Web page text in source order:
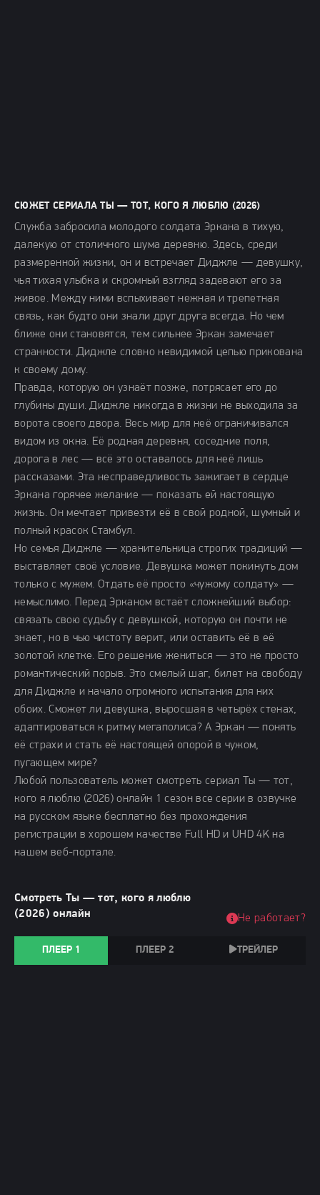
СЮЖЕТ СЕРИАЛА ТЫ — ТОТ, КОГО Я ЛЮБЛЮ (2026)
Служба забросила молодого солдата Эркана в тихую,
далекую от столичного шума деревню. Здесь, среди
размеренной жизни, он и встречает Диджле — девушку,
чья тихая улыбка и скромный взгляд задевают его за
живое. Между ними вспыхивает нежная и трепетная
связь, как будто они знали друг друга всегда. Но чем
ближе они становятся, тем сильнее Эркан замечает
странности. Диджле словно невидимой цепью прикована
к своему дому.
Правда, которую он узнаёт позже, потрясает его до
глубины души. Диджле никогда в жизни не выходила за
ворота своего двора. Весь мир для неё ограничивался
видом из окна. Её родная деревня, соседние поля,
дорога в лес — всё это оставалось для неё лишь
рассказами. Эта несправедливость зажигает в сердце
Эркана горячее желание — показать ей настоящую
жизнь. Он мечтает привезти её в свой родной, шумный и
полный красок Стамбул.
Но семья Диджле — хранительница строгих традиций —
выставляет своё условие. Девушка может покинуть дом
только с мужем. Отдать её просто «чужому солдату» —
немыслимо. Перед Эрканом встаёт сложнейший выбор:
связать свою судьбу с девушкой, которую он почти не
знает, но в чью чистоту верит, или оставить её в её
золотой клетке. Его решение жениться — это не просто
романтический порыв. Это смелый шаг, билет на свободу
для Диджле и начало огромного испытания для них
обоих. Сможет ли девушка, выросшая в четырёх стенах,
адаптироваться к ритму мегаполиса? А Эркан — понять
её страхи и стать её настоящей опорой в чужом,
пугающем мире?
Любой пользователь может смотреть сериал Ты — тот,
кого я люблю (2026) онлайн 1 сезон все серии в озвучке
на русском языке бесплатно без прохождения
регистрации в хорошем качестве Full HD и UHD 4K на
нашем веб-портале.
Смотреть Ты — тот, кого я люблю
(2026) онлайн
ПЛЕЕР 1 ПЛЕЕР 2 ТРЕЙЛЕР
Не работает?